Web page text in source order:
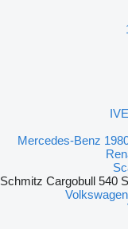
Mercedes-Benz
Schmitz Cargobull 540
Volkswagen